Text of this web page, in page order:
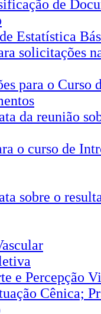
de
Estatística
solicitações
para o Curso
da reunião
o curso de
sobre o
e Percepção
Cênica;